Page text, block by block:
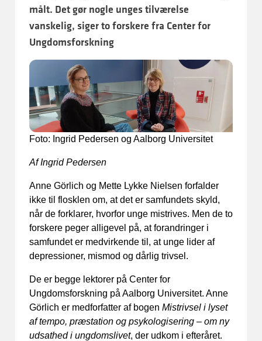
målt. Det gør nogle unges tilværelse
vanskelig, siger to forskere fra Center for
Ungdomsforskning
Foto: Ingrid Pedersen og Aalborg Universitet
Af Ingrid Pedersen
Anne Görlich og Mette Lykke Nielsen forfalder
ikke til flosklen om, at det er samfundets skyld,
når de forklarer, hvorfor unge mistrives. Men de to
forskere peger alligevel på, at forandringer i
samfundet er medvirkende til, at unge lider af
depressioner, mismod og dårlig trivsel.
De er begge lektorer på Center for
Ungdomsforskning på Aalborg Universitet. Anne
Görlich er medforfatter af bogen Mistrivsel i lyset
af tempo, præstation og psykologisering – om ny
udsathed i ungdomslivet, der udkom i efteråret.